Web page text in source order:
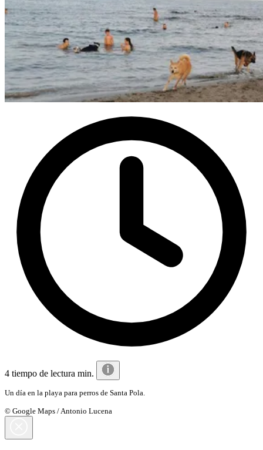
4 tiempo de lectura min.
Un día en la playa para perros de Santa Pola.
© Google Maps / Antonio Lucena